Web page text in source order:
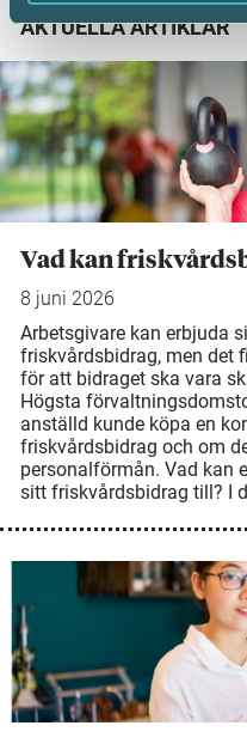
AKTUELLA ARTIKLAR
Vad kan
8 juni 2026
Arbetsgivare kan erbjuda
friskvårdsbidrag, men det
för att bidraget ska vara
Högsta
anställd kunde köpa en
friskvårdsbidrag och om
personalförmån. Vad kan
sitt friskvårdsbidrag till? I